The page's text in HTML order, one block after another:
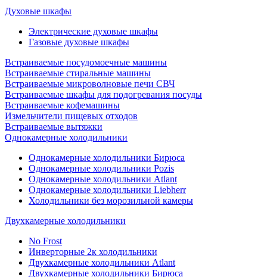
Духовые шкафы
Электрические духовые шкафы
Газовые духовые шкафы
Встраиваемые посудомоечные машины
Встраиваемые стиральные машины
Встраиваемые микроволновые печи СВЧ
Встраиваемые шкафы для подогревания посуды
Встраиваемые кофемашины
Измельчители пищевых отходов
Встраиваемые вытяжки
Однокамерные холодильники
Однокамерные холодильники Бирюса
Однокамерные холодильники Pozis
Однокамерные холодильники Atlant
Однокамерные холодильники Liebherr
Холодильники без морозильной камеры
Двухкамерные холодильники
No Frost
Инверторные 2к холодильники
Двухкамерные холодильники Atlant
Двухкамерные холодильники Бирюса